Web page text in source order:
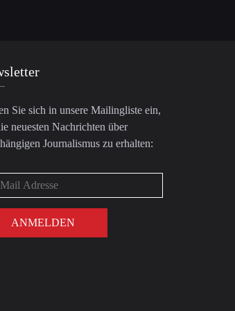
Sie sich in unsere Mailingliste ein,
neuesten Nachrichten über
Journalismus zu erhalten: